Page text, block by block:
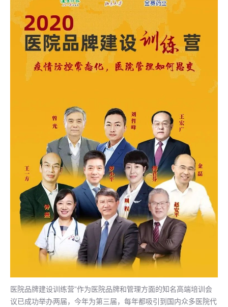
医院品牌建设训练营”作为医院品牌和管理方面的知名高端培训会
议已成功举办两届，今年为第三届，每年都吸引到国内众多医院代